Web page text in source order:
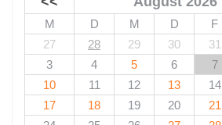
M D M D F
27
28 29 30 31
3
4 5 6 7
10
11 12 13 14
17
18 19 20 21